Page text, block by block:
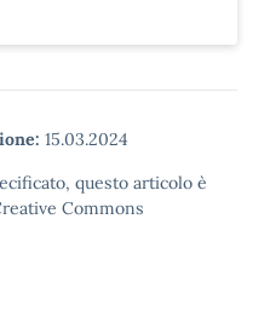
15.03.2024
questo articolo è
Commons